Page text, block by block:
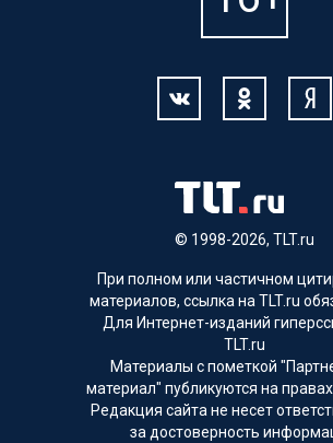
© 1998-2026, TLT.ru
При полном или частичном
материалов, ссылка на TLT.ru
Для Интернет-изданий
TLT.ru
Материалы с пометкой
материал" публикуются на
Редакция сайта не несет
за достоверность